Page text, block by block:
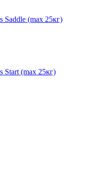
Saddle (max 25кг)
Start (max 25кг)